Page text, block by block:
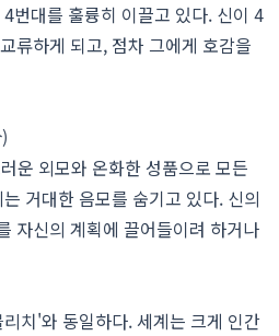
번대를 훌륭히 이끌고 있다. 신이 4
류하게 되고, 점차 그에게 호감을
운 외모와 온화한 성품으로 모든
거대한 음모를 숨기고 있다. 신의
자신의 계획에 끌어들이려 하거나
치'와 동일하다. 세계는 크게 인간